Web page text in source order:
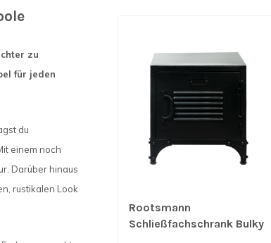
zu
für jeden
du
einem noch
Darüber hinaus
rustikalen Look
Rootsmann
Schließfachschrank Bulky